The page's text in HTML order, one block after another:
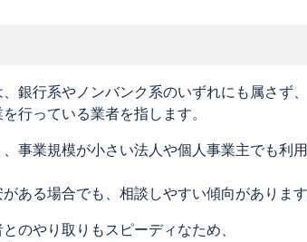
銀行系やノンバンク系のいずれにも属さず、
行っている業者を指します。
事業規模が小さい法人や個人事業主でも利
ある場合でも、相談しやすい傾向があります
のやり取りもスピーディなため、